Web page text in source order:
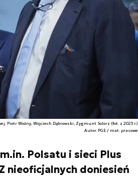
Piotr Woźny, Wojciech Dąbrowski, Zygmunt Solorz (fot. z 2023 r.)
Autor. PGE / mat. prasowe
Polsatu i sieci Plus
nieoficjalnych doniesień